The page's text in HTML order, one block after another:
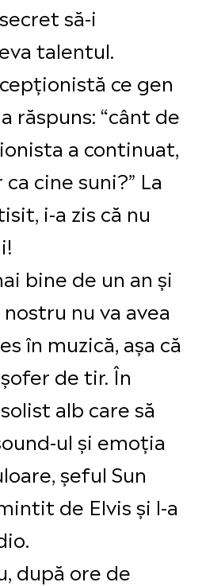
să-i
talentul.
ce gen
răspuns: “cânt de
a continuat,
cine suni?” La
i-a zis că nu
bine de un an și
nu va avea
în muzică, așa că
de tir. În
alb care să
ul și emoția
șeful Sun
de Elvis și l-a
după ore de